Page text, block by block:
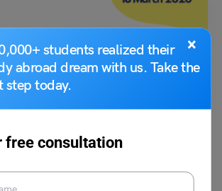
×
students realized their
abroad dream with us. Take the
step today.
free consultation
मार्च की मुख्य समाचार सुर्खियां
18, 2026